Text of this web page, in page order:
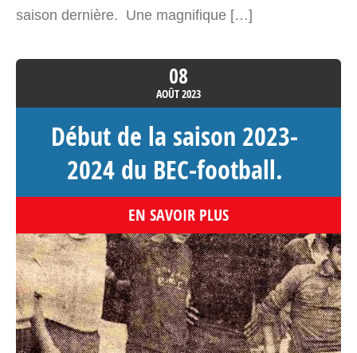
saison dernière. Une magnifique […]
08
AOÛT2023
Début de la saison 2023-
2024 du BEC-football.
EN SAVOIR PLUS